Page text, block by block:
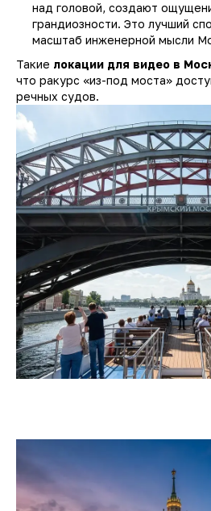
над головой, создают
грандиозности. Это лучший
масштаб инженерной мысли
Такие локации для видео в
что ракурс «из-под моста»
речных судов.